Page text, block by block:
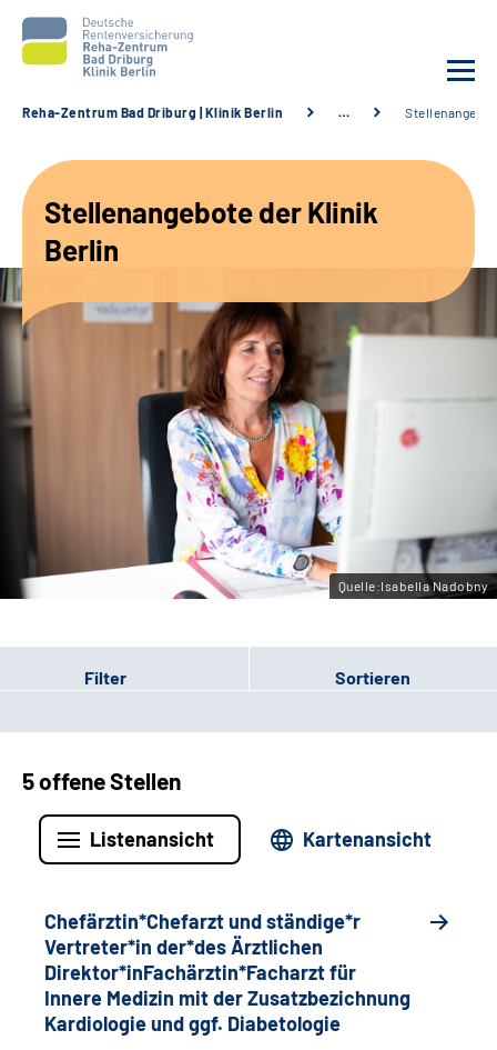
Unsere Angebote
Karriere
Leichte Sprache
Gebärdensprache
Reha-Zentrum Bad Driburg | Klinik Berlin …
Stellenangebote der Klinik
Berlin
Quelle:Isabella Nadobny
Filter Sortieren
5 offene Stellen
Listenansicht Kartenansicht
Chefärztin*Chefarzt und ständige*r
Vertreter*in der*des Ärztlichen
Direktor*inFachärztin*Facharzt für
Innere Medizin mit der Zusatzbezichnung
Kardiologie und ggf. Diabetologie